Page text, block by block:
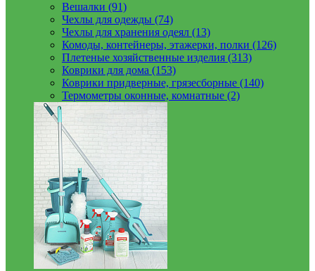
Вешалки (91)
Чехлы для одежды (74)
Чехлы для хранения одеял (13)
Комоды, контейнеры, этажерки, полки (126)
Плетеные хозяйственные изделия (313)
Коврики для дома (153)
Коврики придверные, грязесборные (140)
Термометры оконные, комнатные (2)